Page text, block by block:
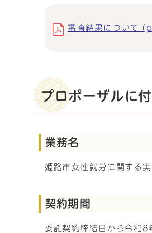
審査結果について
プロポーザルに
業務名
姫路市女性就労に関する
契約期間
委託契約締結日から令和